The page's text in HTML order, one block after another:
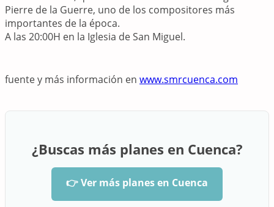
Pierre de la Guerre, uno de los compositores más
importantes de la época.
A las 20:00H en la Iglesia de San Miguel.
fuente y más información en www.smrcuenca.com
¿Buscas más planes en Cuenca?
👉 Ver más planes en Cuenca